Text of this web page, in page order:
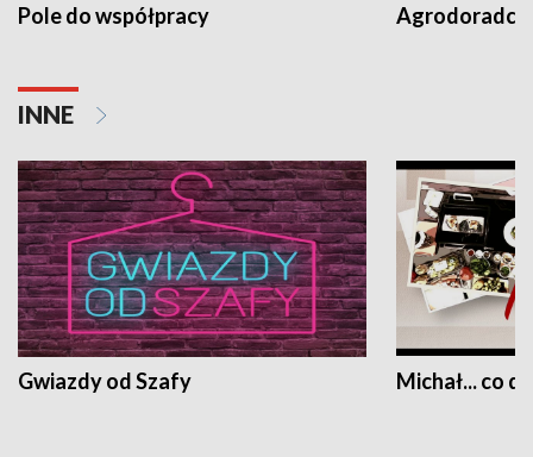
Pole do współpracy Agrodoradcy
INNE
Gwiazdy od Szafy Michał... co